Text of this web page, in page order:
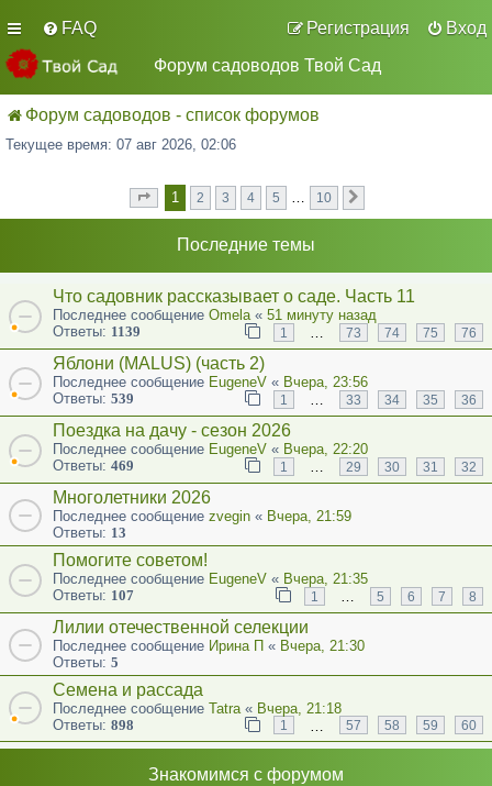
FAQ Вход
Регистрация
Форум садоводов Твой Сад
Форум садоводов - список форумов
Текущее время: 07 авг 2026, 02:06
Страница 1из 10
1 2 3 4 5 … 10
Последние темы
Что садовник рассказывает о саде. Часть 11
Последнее сообщение Omela« 51 минуту назад
Ответы: 1139 1 … 73 74 75 76
Яблони (MALUS) (часть 2)
Последнее сообщение EugeneV « Вчера, 23:56
Ответы: 539 1 … 33 34 35 36
Поездка на дачу - сезон 2026
Последнее сообщение EugeneV « Вчера, 22:20
Ответы: 469 1 … 29 30 31 32
Многолетники 2026
Последнее сообщение zvegin « Вчера, 21:59
Ответы: 13
Помогите советом!
Последнее сообщение EugeneV « Вчера, 21:35
Ответы: 107 1 5 6 7 8
Лилии отечественной селекции
Последнее сообщение Ирина П « Вчера, 21:30
Ответы: 5
Семена и рассада
Последнее сообщение Tatra « Вчера, 21:18
Ответы: 898 1 57 58 59 60
Знакомимся с форумом